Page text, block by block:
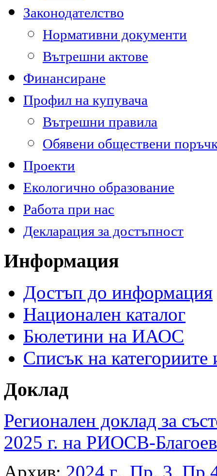
Законодателство
Нормативни документи
Вътрешни актове
Финансиране
Профил на купувача
Вътрешни правила
Обявени обществени
Проекти
Екологично образование
Работа при нас
Декларация за достъпност
Информация
Достъп до информация
Национален каталог
Бюлетини на ИАОС
Списък на
Доклад
Регионален доклад за
2025 г. на РИОСВ-